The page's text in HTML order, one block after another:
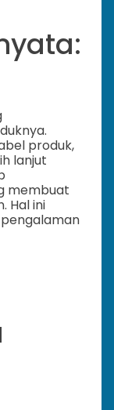
produk,
lanjut
membuat
Hal ini